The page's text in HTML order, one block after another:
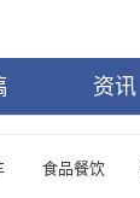
资讯
食品餐饮